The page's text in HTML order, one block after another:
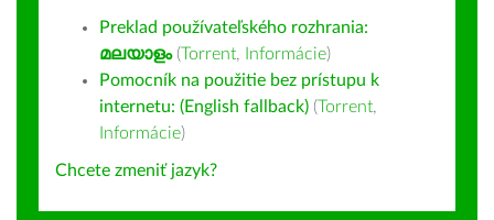
Preklad používateľského rozhrania:
മലയാളം (Torrent, Informácie)
Pomocník na použitie bez prístupu k
internetu: (English fallback) (Torrent,
Informácie)
Chcete zmeniť jazyk?